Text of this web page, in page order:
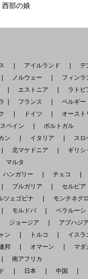
部の娘
アイルランド
デ
ノルウェー
フィン
エストニア ラト
フランス ベルギー
ドイツ オース
ペイン
ポルトガル
ン イタリア
スロ
北マケドニア ギリ
マルタ
ハンガリー チェコ
ブルガリア セルビア
ツェゴビナ
モンテネグ
モルドバ ベラルーシ
ジョージア アブハジア
ン
トルコ イスラ
邦
オマーン
マダ
南アフリカ
日本 中国